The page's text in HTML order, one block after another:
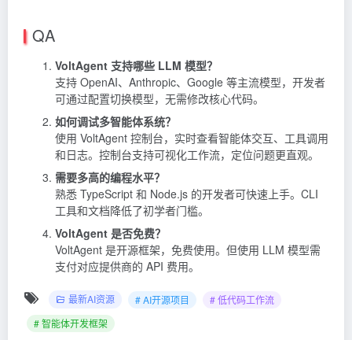
QA
VoltAgent 支持哪些 LLM 模型？
支持 OpenAI、Anthropic、Google 等主流模型，开发者
可通过配置切换模型，无需修改核心代码。
如何调试多智能体系统？
使用 VoltAgent 控制台，实时查看智能体交互、工具调用
和日志。控制台支持可视化工作流，定位问题更直观。
需要多高的编程水平？
熟悉 TypeScript 和 Node.js 的开发者可快速上手。CLI
工具和文档降低了初学者门槛。
VoltAgent 是否免费？
VoltAgent 是开源框架，免费使用。但使用 LLM 模型需
支付对应提供商的 API 费用。
最新AI资源 # AI开源项目
# 低代码工作流
# 智能体开发框架